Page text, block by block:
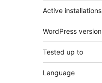
Active installations
WordPress version
Tested up to
Language